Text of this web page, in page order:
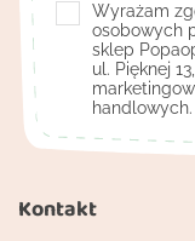
Kontakt
Wyrażam
osobowych
sklep
ul. Pięknej
handlowych.